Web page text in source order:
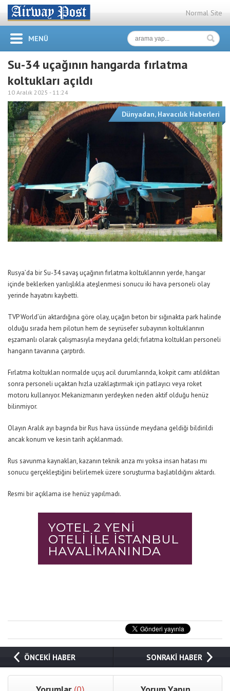
Normal Site
MENÜ
Su-34 uçağının hangarda fırlatma
koltukları açıldı
10 Aralık 2025 - 11:24
Dünyadan, Havacılık Haberleri
Rusya’da bir Su-34 savaş uçağının fırlatma koltuklarının yerde, hangar
içinde beklerken yanlışlıkla ateşlenmesi sonucu iki hava personeli olay
yerinde hayatını kaybetti.
TVP World’ün aktardığına göre olay, uçağın beton bir sığınakta park halinde
olduğu sırada hem pilotun hem de seyrüsefer subayının koltuklarının
eşzamanlı olarak çalışmasıyla meydana geldi; fırlatma koltukları personeli
hangarın tavanına çarptırdı.
Fırlatma koltukları normalde uçuş acil durumlarında, kokpit camı atıldıktan
sonra personeli uçaktan hızla uzaklaştırmak için patlayıcı veya roket
motoru kullanıyor. Mekanizmanın yerdeyken neden aktif olduğu henüz
bilinmiyor.
Olayın Aralık ayı başında bir Rus hava üssünde meydana geldiği bildirildi
ancak konum ve kesin tarih açıklanmadı.
Rus savunma kaynakları, kazanın teknik arıza mı yoksa insan hatası mı
sonucu gerçekleştiğini belirlemek üzere soruşturma başlatıldığını aktardı.
Resmi bir açıklama ise henüz yapılmadı.
ÖNCEKİ HABER SONRAKİ HABER